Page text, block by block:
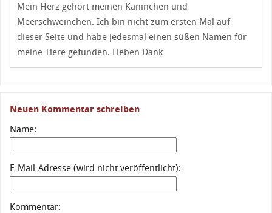
Mein Herz gehört meinen Kaninchen und
Meerschweinchen. Ich bin nicht zum ersten Mal auf
dieser Seite und habe jedesmal einen süßen Namen für
meine Tiere gefunden. Lieben Dank
Neuen Kommentar schreiben
Name:
E-Mail-Adresse (wird nicht veröffentlicht):
Kommentar: